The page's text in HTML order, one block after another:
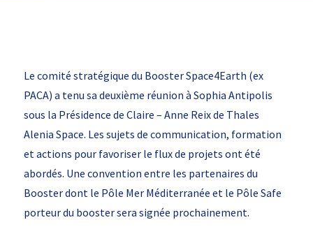
Le comité stratégique du Booster Space4Earth (ex
PACA) a tenu sa deuxième réunion à Sophia Antipolis
sous la Présidence de Claire – Anne Reix de Thales
Alenia Space. Les sujets de communication, formation
et actions pour favoriser le flux de projets ont été
abordés. Une convention entre les partenaires du
Booster dont le Pôle Mer Méditerranée et le Pôle Safe
porteur du booster sera signée prochainement.